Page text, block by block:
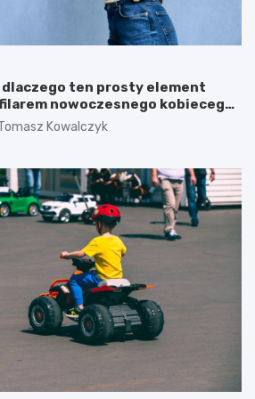
dlaczego ten prosty element
nowoczesnego kobiecego
Kowalczyk